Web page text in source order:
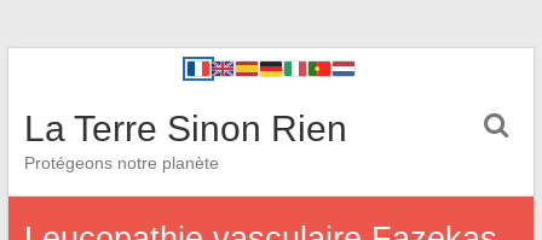
La Terre Sinon Rien
Protégeons notre planète